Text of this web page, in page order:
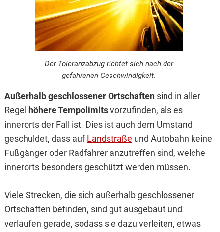
Der Toleranzabzug richtet sich nach der
gefahrenen Geschwindigkeit.
Außerhalb geschlossener Ortschaftensind in aller
Regel höhere Tempolimitsvorzufinden, als es
innerorts der Fall ist. Dies ist auch dem Umstand
geschuldet, dass aufLandstraße und Autobahn keine
Fußgänger oder Radfahrer anzutreffen sind, welche
innerorts besonders geschützt werden müssen.
Viele Strecken, die sich außerhalb geschlossener
Ortschaften befinden, sind gut ausgebaut und
verlaufen gerade, sodass sie dazu verleiten, etwas